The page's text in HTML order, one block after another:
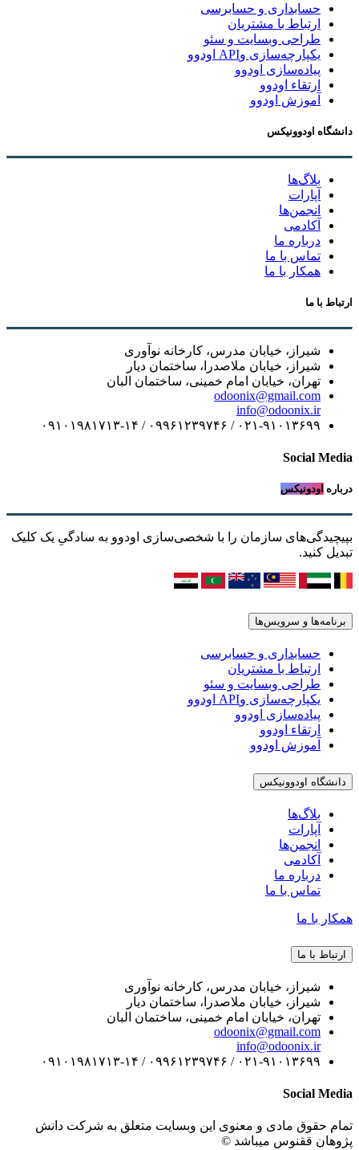
حسابداری و حسابرسی
ارتباط با مشتریان
طراحی وبسایت و سئو
یکپارچه‌سازی وAPI اودوو
پیاده‌سازی اودوو
ارتقاء اودوو
آموزش اودوو
دانشگاه اودوونیکس
بلاگ‌ها
آپارات
انجمن‌ها
آکادمی
درباره ما
تماس با ما
همکار با ما
ارتباط با ما
شیراز، خیابان مدرس، کارخانه نوآوری
شیراز، خیابان ملاصدرا، ساختمان دیار
تهران، خیابان امام خمینی، ساختمان البان
odoonix@gmail.com
info@odoonix.ir
۰۲۱-۹۱۰۱۳۶۹۹ / ۰۹۹۶۱۲۳۹۷۴۶ / ۰۹۱۰۱۹۸۱۷۱۳-۱۴
Social Media
درباره اودونیکس
بپیچیدگی‌های سازمان را با شخصی‌سازی اودوو به سادگیِ یک کلیک
تبدیل کنید.
برنامه‌ها و سرویس‌ها
حسابداری و حسابرسی
ارتباط با مشتریان
طراحی وبسایت و سئو
یکپارچه‌سازی وAPI اودوو
پیاده‌سازی اودوو
ارتقاء اودوو
آموزش اودوو
دانشگاه اودوونیکس
بلاگ‌ها
آپارات
انجمن‌ها
آکادمی
درباره ما
تماس با ما
همکار با ما
ارتباط با ما
شیراز، خیابان مدرس، کارخانه نوآوری
شیراز، خیابان ملاصدرا، ساختمان دیار
تهران، خیابان امام خمینی، ساختمان البان
odoonix@gmail.com
info@odoonix.ir
۰۲۱-۹۱۰۱۳۶۹۹ / ۰۹۹۶۱۲۳۹۷۴۶ / ۰۹۱۰۱۹۸۱۷۱۳-۱۴
Social Media
تمام حقوق مادی و معنوی این وبسایت متعلق به شرکت دانش
پژوهان ققنوس میباشد ©